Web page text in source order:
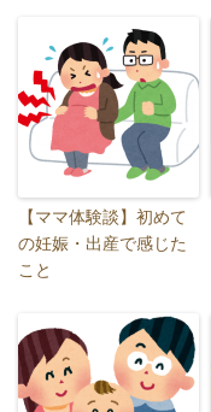
【ママ体験談】初めて
の妊娠・出産で感じた
こと